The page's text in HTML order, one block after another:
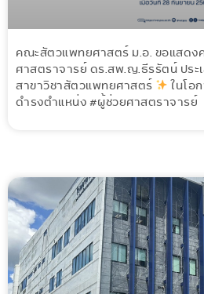
คณะสัตวแพทยศาสตร์ ม.อ. ขอแสดง
ศาสตราจารย์ ดร.สพ.ญ.ธีรรัตน์ ประ
สาขาวิชาสัตวแพทยศาสตร์
ในโอ
ดำรงตำแหน่ง #ผู้ช่วยศาสตราจารย์